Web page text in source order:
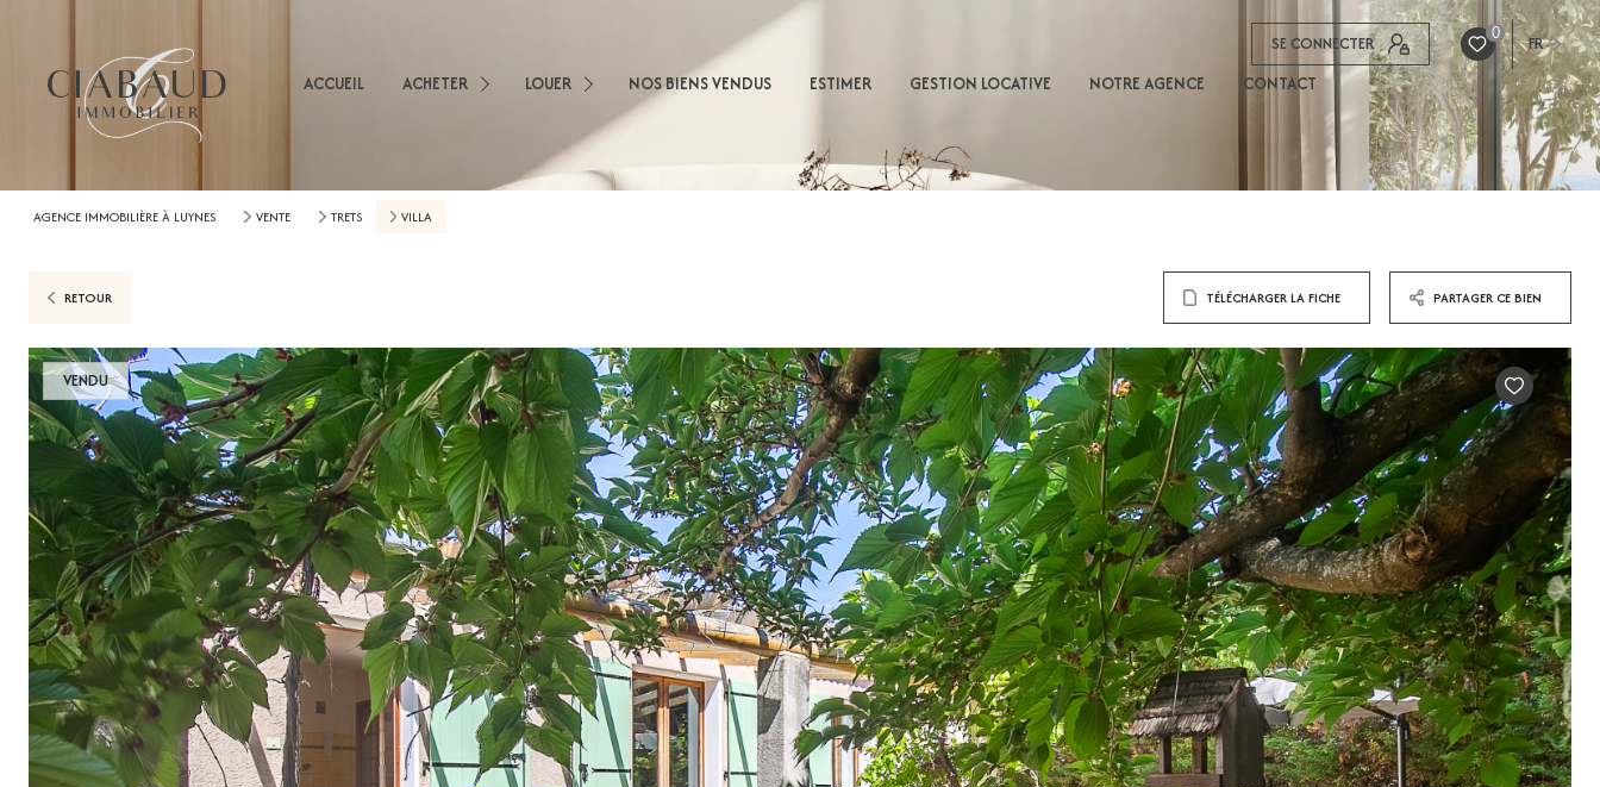
SE CONNECTER 0 FR
ACCUEIL ACHETER
Immeubles
Immobilier Professionnel
Autres
LOUER
Immobilier Professionnel
NOS BIENS VENDUS ESTIMER GESTION LOCATIVE NOTRE AGENCE CONTACT
AGENCE IMMOBILIÈRE À LUYNES VENTE TRETS VILLA
RETOUR TÉLÉCHARGER LA FICHE PARTAGER CE BIEN
VENDU